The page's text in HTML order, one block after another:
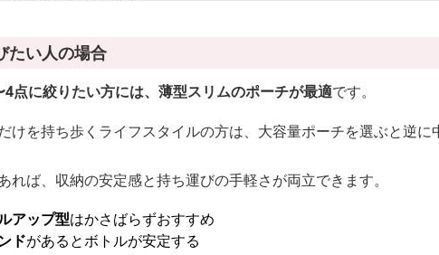
たい人の場合
点に絞りたい方には、薄型スリムのポーチが最適です。
けを持ち歩くライフスタイルの方は、大容量ポーチを選ぶと逆
れば、収納の安定感と持ち運びの手軽さが両立できます。
アップ型はかさばらずおすすめ
ドがあるとボトルが安定する